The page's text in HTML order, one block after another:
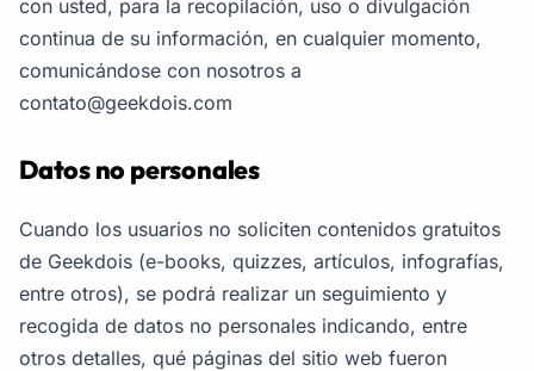
con usted, para la recopilación, uso o divulgación
continua de su información, en cualquier momento,
comunicándose con nosotros a
contato@geekdois.com
Datos no personales
Cuando los usuarios no soliciten contenidos gratuitos
de Geekdois (e-books, quizzes, artículos, infografías,
entre otros), se podrá realizar un seguimiento y
recogida de datos no personales indicando, entre
otros detalles, qué páginas del sitio web fueron